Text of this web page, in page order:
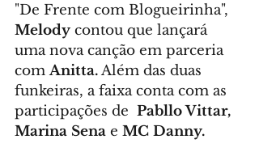
"De Frente com Blogueirinha",
Melody contou que lançará
uma nova canção em parceria
com Anitta. Além das duas
funkeiras, a faixa conta com as
participações de Pabllo Vittar,
Marina Sena e MC Danny.